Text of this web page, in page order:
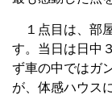
１点目は、部
す。当日は日中
ず車の中ではガ
が、体感ハウス